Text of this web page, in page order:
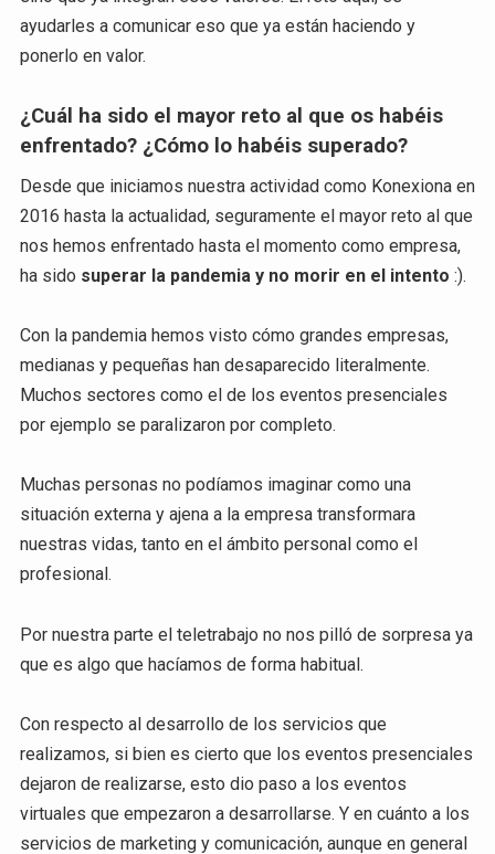
ayudarles a comunicar eso que ya están haciendo y
ponerlo en valor.
¿Cuál ha sido el mayor reto al que os habéis
enfrentado? ¿Cómo lo habéis superado?
Desde que iniciamos nuestra actividad como Konexiona en
2016 hasta la actualidad, seguramente el mayor reto al que
nos hemos enfrentado hasta el momento como empresa,
ha sido superar la pandemia y no morir en el intento :).
Con la pandemia hemos visto cómo grandes empresas,
medianas y pequeñas han desaparecido literalmente.
Muchos sectores como el de los eventos presenciales
por ejemplo se paralizaron por completo.
Muchas personas no podíamos imaginar como una
situación externa y ajena a la empresa transformara
nuestras vidas, tanto en el ámbito personal como el
profesional.
Por nuestra parte el teletrabajo no nos pilló de sorpresa ya
que es algo que hacíamos de forma habitual.
Con respecto al desarrollo de los servicios que
realizamos, si bien es cierto que los eventos presenciales
dejaron de realizarse, esto dio paso a los eventos
virtuales que empezaron a desarrollarse. Y en cuánto a los
servicios de marketing y comunicación, aunque en general